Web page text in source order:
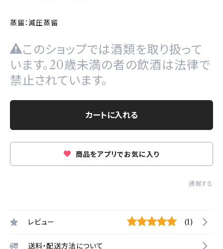
蒸留：減圧蒸留
このショップでは酒類を取り扱って
います。20歳未満の者の飲酒は法律で
禁止されています。
カートに入れる
商品をアプリでお気に入り
通報する
レビュー (1)
送料・配送方法について